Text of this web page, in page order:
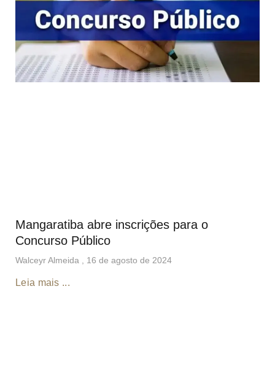
Mangaratiba abre inscrições para o
Concurso Público
Walceyr Almeida 16 de agosto de 2024
Leia mais ...